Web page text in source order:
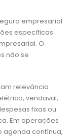
empresarial
específicas
O
não se
relevância
vendaval,
fixas ou
Em operações
agenda contínua,